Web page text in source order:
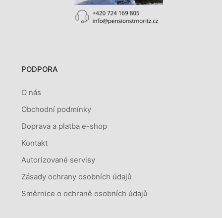
PODPORA
O nás
Obchodní podmínky
Doprava a platba e-shop
Kontakt
Autorizované servisy
Zásady ochrany osobních údajů
Směrnice o ochraně osobních údajů